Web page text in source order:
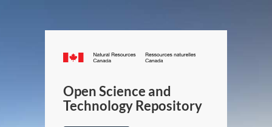
Canada.ca
/
Canada
Open Science and
Technology Repository